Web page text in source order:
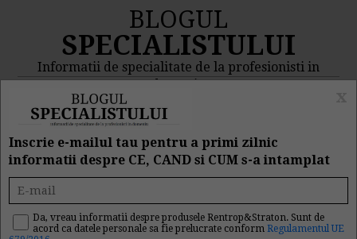
BLOGUL
SPECIALISTULUI
Informatii de specialitate de la profesionisti in
domeniu
MENIU
Rezultat cautare
"proiecte"
Inscrie e-mailul tau pentru a primi zilnic
informatii despre CE, CAND si CUM s-a intamplat
Da, vreau informatii despre produsele Rentrop&Straton. Sunt de
acord ca datele personale sa fie prelucrate conform Regulamentul UE